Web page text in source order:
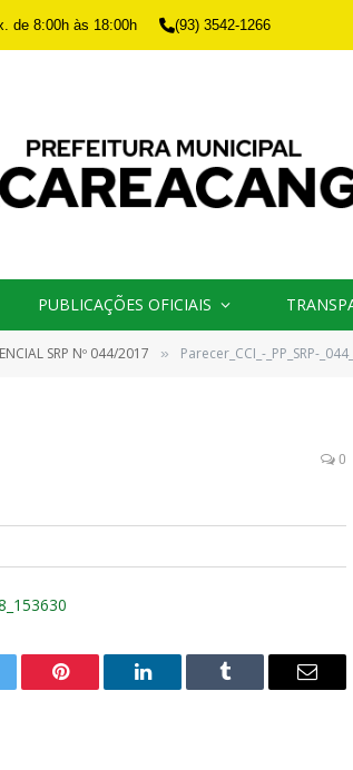
de 8:00h às 18:00h (93) 3542-1266
PUBLICAÇÕES OFICIAIS
SRP Nº 044/2017 » Parecer_CCI_-_PP_SRP-
0
Pinterest
O
Tumblr
E-